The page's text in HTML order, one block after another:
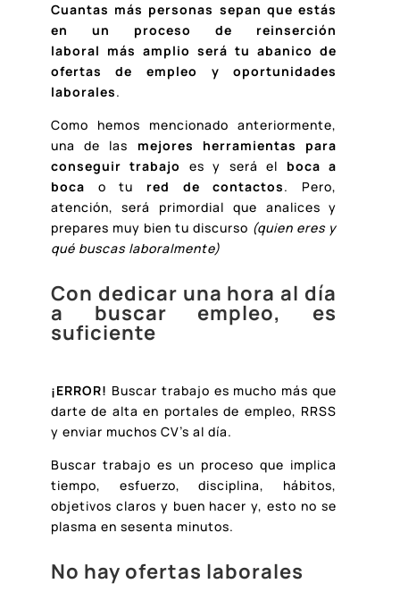
Cuantas más personas sepan que estás
en un proceso de reinserción
laboral más amplio será tu abanico de
ofertas de empleo y oportunidades
laborales.
Como hemos mencionado anteriormente,
una de las mejores herramientas para
conseguir trabajo
es y será el boca a
boca o tu red de contactos. Pero,
atención, será primordial que analices y
prepares muy bien tu discurso (quien eres y
qué buscas laboralmente)
Con dedicar una hora al día
a buscar empleo, es
suficiente
¡ERROR! Buscar trabajo es mucho más que
darte de alta en portales de empleo, RRSS
y enviar muchos CV’s al día.
Buscar trabajo es un proceso que implica
tiempo, esfuerzo, disciplina, hábitos,
objetivos claros y buen hacer y, esto no se
plasma en sesenta minutos.
No hay ofertas laborales